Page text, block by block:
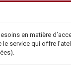
en matière
service qui offre